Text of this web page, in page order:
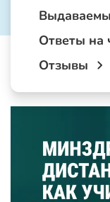
Ответы на
Отзывы